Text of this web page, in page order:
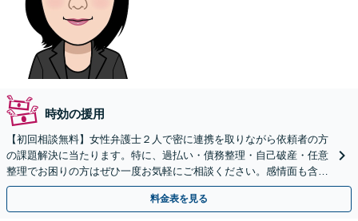
時効の援用
【初回相談無料】女性弁護士２人で密に連携を取りながら依頼者の方
の課題解決に当たります。特に、過払い・債務整理・自己破産・任意
整理でお困りの方はぜひ一度お気軽にご相談ください。感情面も含め
丁寧にお話をお聞きします。
料金表を見る